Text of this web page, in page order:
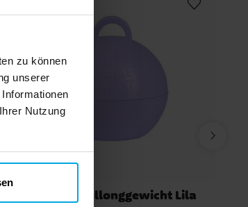
zu können
unserer
Nutzung
Bubble Ballonggewicht Lila